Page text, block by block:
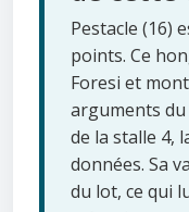
Pestacle (16)
points. Ce
Foresi et
arguments
de la stalle 4,
données. Sa
du lot, ce qui